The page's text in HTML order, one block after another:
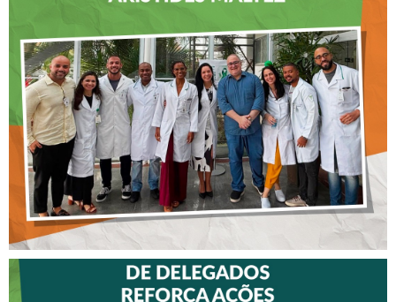
CREFITO-7 LEVA EDUCAÇÃO
CONTINUADA AOS
FISIOTERAPEUTAS DAS UTIs
DO HOSPITAL ARISTIDES
MALTEZ